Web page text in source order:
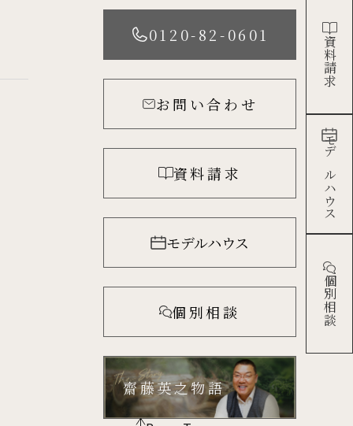
資料請求
モデルハウス
個別相談
0120-82-0601
お問い合わせ
資料請求
モデルハウス
個別相談
齋藤英之物語